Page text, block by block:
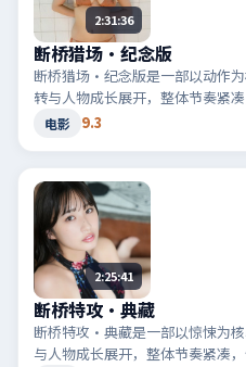
2:31:36
断桥猎场·纪念版
断桥猎场·纪念版是一部以动作
转与人物成长展开，整体节奏紧凑
电影 9.3
2:25:41
断桥特攻·典藏
断桥特攻·典藏是一部以惊悚为
与人物成长展开，整体节奏紧凑，